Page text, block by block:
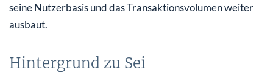
seine Nutzerbasis und das Transaktionsvolumen weiter
ausbaut.
Hintergrund zu Sei